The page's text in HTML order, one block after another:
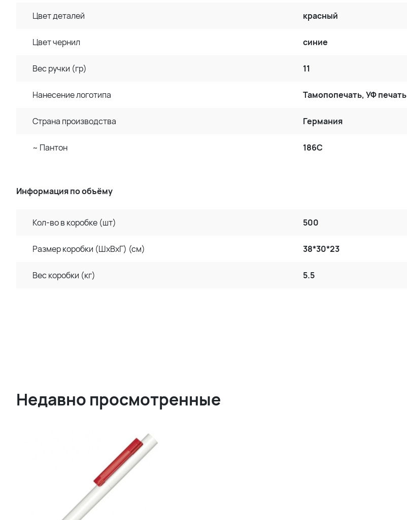
Цвет деталей красный
Цвет чернил синие
Вес ручки (гр) 11
Нанесение логотипа Тамопопечать, УФ печать
Страна производства Германия
~ Пантон 186C
Информация по объёму
Кол-во в коробке (шт) 500
Размер коробки (ШхВхГ) (см) 38*30*23
Вес коробки (кг) 5.5
Недавно просмотренные